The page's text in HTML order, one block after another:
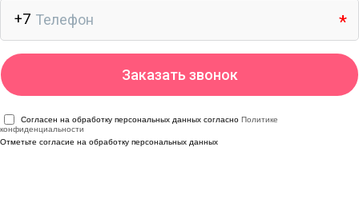
Согласен на обработку персональных данных согласно Политике
конфиденциальности
Отметьте согласие на обработку персональных данных